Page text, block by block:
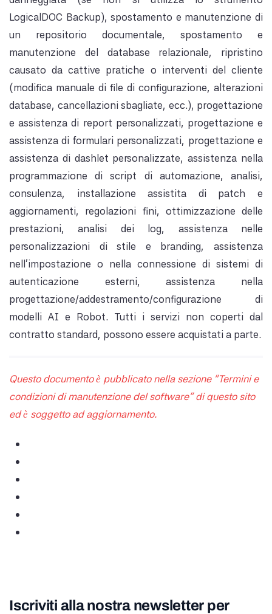
LogicalDOC Backup), spostamento e manutenzione di
un repositorio documentale, spostamento e
manutenzione del database relazionale, ripristino
causato da cattive pratiche o interventi del cliente
(modifica manuale di file di configurazione, alterazioni
database, cancellazioni sbagliate, ecc.), progettazione
e assistenza di report personalizzati, progettazione e
assistenza di formulari personalizzati, progettazione e
assistenza di dashlet personalizzate, assistenza nella
programmazione di script di automazione, analisi,
consulenza, installazione assistita di patch e
aggiornamenti, regolazioni fini, ottimizzazione delle
prestazioni, analisi dei log, assistenza nelle
personalizzazioni di stile e branding, assistenza
nell'impostazione o nella connessione di sistemi di
autenticazione esterni, assistenza nella
progettazione/addestramento/configurazione di
modelli AI e Robot. Tutti i servizi non coperti dal
contratto standard, possono essere acquistati a parte.
Questo documento è pubblicato nella sezione "Termini e
condizioni di manutenzione del software" di questo sito
ed è soggetto ad aggiornamento.
Iscriviti alla nostra newsletter per